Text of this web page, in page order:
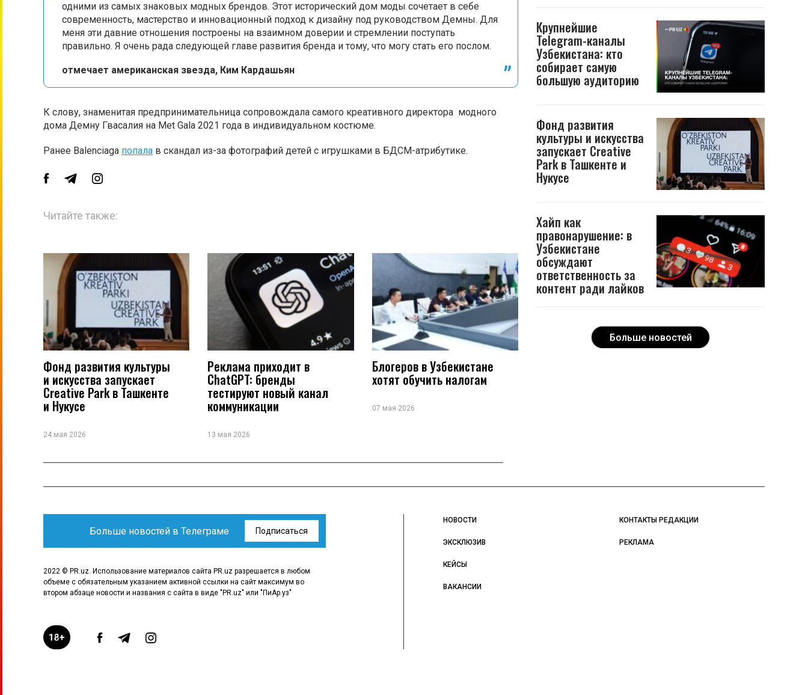
одними из самых знаковых модных брендов. Этот исторический дом моды сочетает в себе
современность, мастерство и инновационный подход к дизайну под руководством Демны. Для
меня эти давние отношения построены на взаимном доверии и стремлении поступать
правильно. Я очень рада следующей главе развития бренда и тому, что могу стать его послом.
отмечает американская звезда, Ким Кардашьян
К слову, знаменитая предпринимательница сопровождала самого креативного директора модного
дома Демну Гвасалия на Met Gala 2021 года в индивидуальном костюме.
Ранее Balenciaga попала в скандал из-за фотографий детей с игрушками в БДСМ-атрибутике.
Читайте также:
Фонд развития культуры
и искусства запускает
Creative Park в Ташкенте
и Нукусе
24 мая 2026
Реклама приходит в
ChatGPT: бренды
тестируют новый канал
коммуникации
13 мая 2026
Блогеров в Узбекистане
хотят обучить налогам
07 мая 2026
Крупнейшие
Telegram-каналы
Узбекистана: кто
собирает самую
большую аудиторию
Фонд развития
культуры и искусства
запускает Creative
Park в Ташкенте и
Нукусе
Хайп как
правонарушение: в
Узбекистане
обсуждают
ответственность за
контент ради лайков
Больше новостей
Больше новостей в Телеграме Подписаться
2022 © PR.uz. Использование материалов сайта PR.uz разрешается в любом
объеме с обязательным указанием активной ссылки на сайт максимум во
втором абзаце новости и названия с сайта в виде "PR.uz" или "ПиАр.уз"
НОВОСТИ
ЭКСКЛЮЗИВ
КЕЙСЫ
ВАКАНСИИ
КОНТАКТЫ РЕДАКЦИИ
РЕКЛАМА